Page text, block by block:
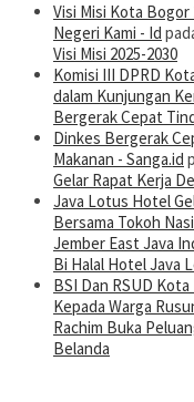
Visi Misi Kota Bogor
Negeri Kami - Id
Visi Misi 2025-2030
Komisi III DPRD
dalam Kunjungan
Bergerak Cepat
Dinkes Bergerak
Makanan - Sanga.id
Gelar Rapat Kerja
Java Lotus Hotel
Bersama Tokoh
Jember East Java
Bi Halal Hotel Java
BSI Dan RSUD
Kepada Warga
Rachim Buka
Belanda